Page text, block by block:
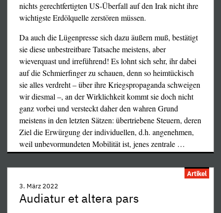
Im Hintergrund: "Wir haben hier schon keinen Platz mehr
für sie."
Im Hintergrund: "... wollten fliehen – die
Staatsanwaltschaft hat sie gekrallt."
Soldat im Hintergrund: "Wer kommt als nächstes?"
(Im Hintergrund sind immer wieder Leute zu hören, die
andere nach ihrem vollen Namen, Rang, ihrem Geburtsort
und ihrer Adresse fragen. Auch findet anscheinend ein
Funkgespräch statt. Einer der Soldaten kommentiert die
Antwort eines Gefangenen hämisch mit Putin- und
Schoigu-Vergleichen.)
Im Hintergrund: "... Ist auf einer Landmine
hochgegangen, Scheiße."
Kameramann: "Dreh ihn um."
ihre Werte einstehen. Die USB-Sektion von Livorno gab
in einer Erklärung bekannt: „Wir stehen an der Seite des
ukrainischen Volkes, des Donbass und Russlands und
wollen uns nicht in diesen Konflikt einmischen."
...
nichts gerechtfertigten US-Überfall auf den Irak nicht ihre
wichtigste Erdölquelle zerstören müssen.
Da auch die Lügenpresse sich dazu äußern muß, bestätigt
sie diese unbestreitbare Tatsache meistens, aber
wieverquast und irreführend! Es lohnt sich sehr, ihr dabei
auf die Schmierfinger zu schauen, denn so heimtückisch
sie alles verdreht – über ihre Kriegspropaganda schweigen
wir diesmal –, an der Wirklichkeit kommt sie doch nicht
ganz vorbei und versteckt daher den wahren Grund
meistens in den letzten Sätzen: übertriebene Steuern, deren
Ziel die Erwürgung der individuellen, d.h. angenehmen,
weil unbevormundeten Mobilität ist, jenes zentrale …
Artikel
3. März 2022
Audiatur et altera pars